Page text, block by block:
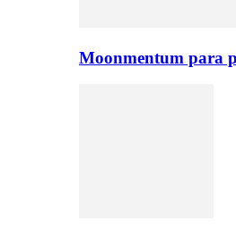
Moonmentum para